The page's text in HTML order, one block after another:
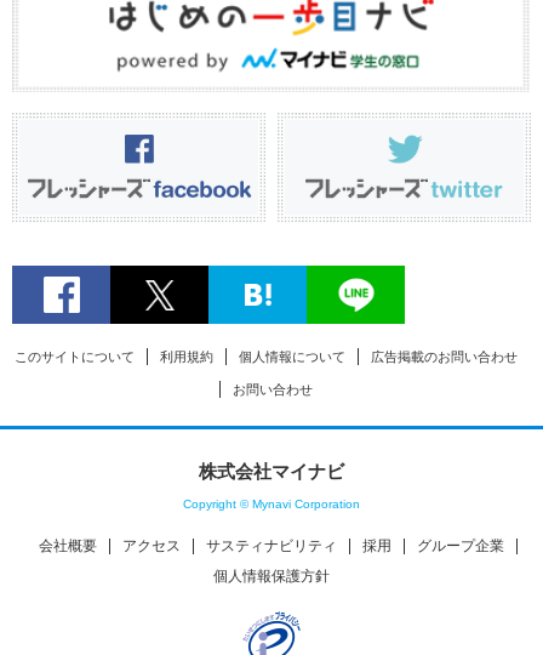
このサイトについて 利用規約 個人情報について 広告掲載のお問い合わせ
お問い合わせ
株式会社マイナビ
Copyright © Mynavi Corporation
会社概要 アクセス サスティナビリティ 採用
グループ企業
個人情報保護方針